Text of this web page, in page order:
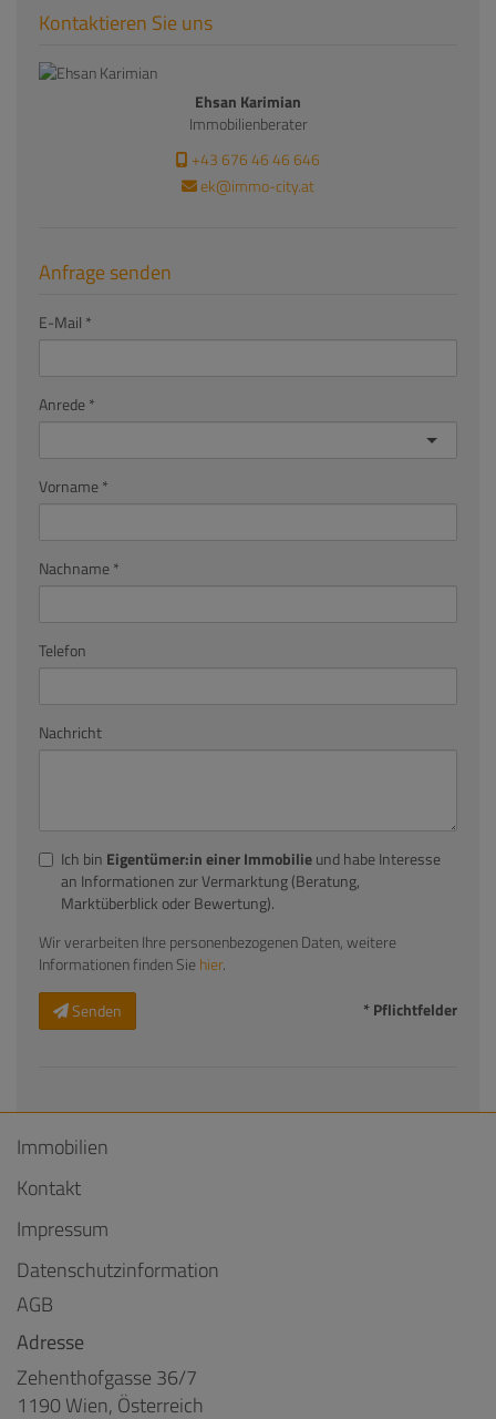
Kontaktieren Sie uns
Ehsan Karimian
Immobilienberater
+43 676 46 46 646
ek@immo-city.at
Anfrage senden
E-Mail
Anrede
Vorname
Nachname
Telefon
Nachricht
Ich bin Eigentümer:in einer Immobilieund habe Interesse
an Informationen zur Vermarktung (Beratung,
Marktüberblick oder Bewertung).
Wir verarbeiten Ihre personenbezogenen Daten, weitere
Informationen finden Siehier.
Senden
* Pflichtfelder
Immobilien
Kontakt
Impressum
Datenschutzinformation
AGB
Adresse
Zehenthofgasse 36/7
1190 Wien, Österreich